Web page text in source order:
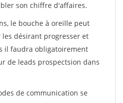
son chiffre d'affaires.
le bouche à oreille peut
désirant progresser et
il faudra obligatoirement
de leads prospectsion dans
de communication se